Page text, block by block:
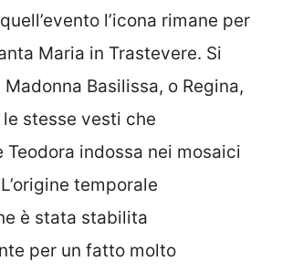
l’icona rimane per
Maria in Trastevere. Si
Basilissa, o Regina,
stesse vesti che
Teodora indossa nei mosaici
temporale
è stata stabilita
per un fatto molto